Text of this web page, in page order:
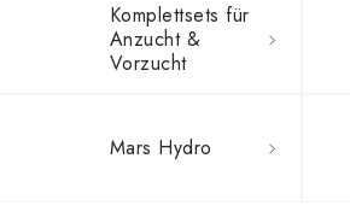
Komplettsets für
Anzucht &
Vorzucht
Mars Hydro